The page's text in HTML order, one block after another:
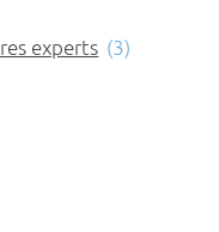
experts (3)